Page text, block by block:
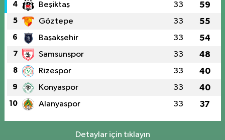
4 Beşiktaş 33 59
5 Göztepe 33 55
6 Başakşehir 33 54
7 Samsunspor 33 48
8 Rizespor 33 40
9 Konyaspor 33 40
10 Alanyaspor 33 37
Detaylar için tıklayın